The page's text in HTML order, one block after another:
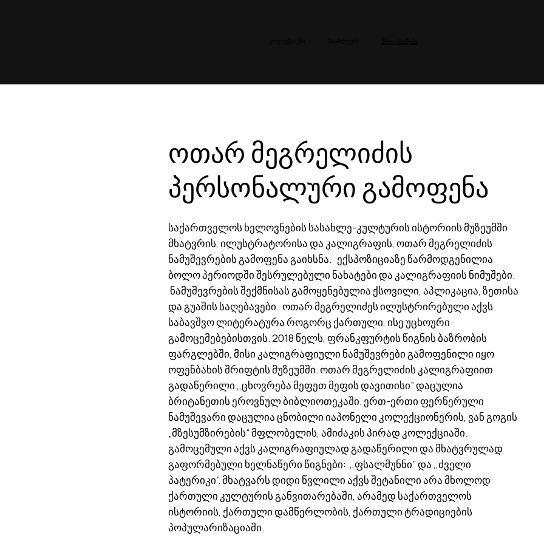
ოთარ მეგრელიძის
პერსონალური გამოფენა
საქართველოს ხელოვნების სასახლე-კულტურის ისტორიის მუზეუმში
მხატვრის, ილუსტრატორისა და კალიგრაფის, ოთარ მეგრელიძის
ნამუშევრების გამოფენა გაიხსნა. ექსპოზიციაზე წარმოდგენილია
ბოლო პერიოდში შესრულებული ნახატები და კალიგრაფიის ნიმუშები.
ნამუშევრების შექმნისას გამოყენებულია ქსოვილი, აპლიკაცია, ზეთისა
და გუაშის საღებავები. ოთარ მეგრელიძეს ილუსტრირებული აქვს
საბავშვო ლიტერატურა როგორც ქართული, ისე უცხოური
გამოცემებებისთვის. 2018 წელს, ფრანკფურტის წიგნის ბაზრობის
ფარგლებში, მისი კალიგრაფიული ნამუშევრები გამოფენილი იყო
ოფენბახის შრიფტის მუზეუმში. ოთარ მეგრელიძის კალიგრაფიით
გადაწერილი ,,ცხოვრება მეფეთ მეფის დავითისი” დაცულია
ბრიტანეთის ეროვნულ ბიბლიოთეკაში. ერთ-ერთი ფერწერული
ნამუშევარი დაცულია ცნობილი იაპონელი კოლექციონერის, ვან გოგის
„მზესუმზირების“ მფლობელის, ამიძაკის პირად კოლექციაში.
გამოცემული აქვს კალიგრაფიულად გადაწერილი და მხატვრულად
გაფორმებული ხელნაწერი წიგნები: ,,ფსალმუნნი” და ,,ძველი
პატერიკი”. მხატვარს დიდი წვლილი აქვს შეტანილი არა მხოლოდ
ქართული კულტურის განვითარებაში, არამედ საქართველოს
ისტორიის, ქართული დამწერლობის, ქართული ტრადიციების
პოპულარიზაციაში.